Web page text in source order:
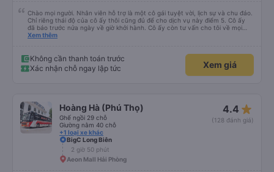
Chào mọi người. Nhân viên hỗ trợ là một cô gái tuyệt vời, lịch sự và chu đáo.
Chỉ riêng thái độ của cô ấy thôi cũng đủ để cho dịch vụ này điểm 5. Cô ấy
đã báo trước nửa ngày về giờ khởi hành. Cô ấy còn tư vấn cho tôi về mọi
vấn đề, kể cả những vấn đề không liên quan đến chuyến đi này. Tôi hỏi tôi có
thoải mái và có máy lạnh. Tài xế lái xe rất cẩn thận. Xe buýt hơi muộn một
chút, nhưng tôi có thể thấy anh ấy đã đợi khách du lịch từ một khách sạn
gần nhà tôi khá lâu.
Xem thêm
Không cần thanh toán trước
Xác nhận chỗ ngay lập tức
Xem giá
Hoàng Hà (Phú Thọ)
Ghế ngồi 29 chỗ
Giường nằm 40 chỗ
+1 loại xe khác
4.4 star_rate
(128 đánh giá)
BigC Long Biên
2 giờ 50 phút
Aeon Mall Hải Phòng